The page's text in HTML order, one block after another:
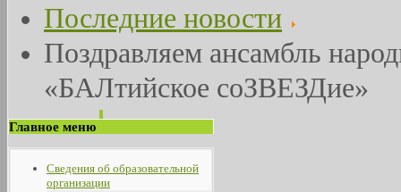
Последние новости
Поздравляем ансамбль
«БАЛтийское соЗВЕЗДие»
Главное меню
Сведения об образовательной
организации